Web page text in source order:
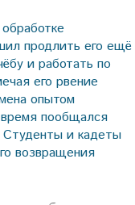
продлить его ещё
и работать по
его рвение
опытом
пообщался
Студенты и кадеты
возвращения